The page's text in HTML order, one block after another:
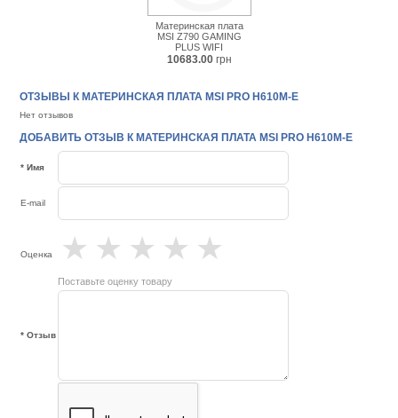
Материнская плата
MSI Z790 GAMING
PLUS WIFI
10683.00 грн
ОТЗЫВЫ К МАТЕРИНСКАЯ ПЛАТА MSI PRO H610M-E
Нет отзывов
ДОБАВИТЬ ОТЗЫВ К МАТЕРИНСКАЯ ПЛАТА MSI PRO H610M-E
* Имя
E-mail
Оценка ★
★
★
★
★
Поставьте оценку товару
* Отзыв